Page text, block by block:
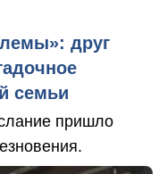
друг
семьи
пришло